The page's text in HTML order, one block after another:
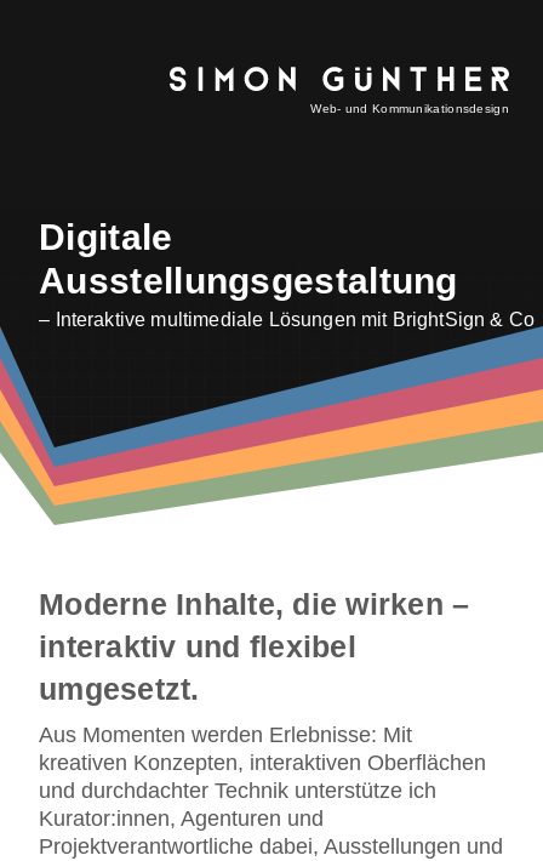
Web- und Kommunikationsdesign
Digitale
Ausstellungsgestaltung
– Interaktive multimediale Lösungen mit BrightSign & Co
Moderne Inhalte, die wirken –
interaktiv und flexibel
umgesetzt.
Aus Momenten werden Erlebnisse: Mit
kreativen Konzepten, interaktiven Oberflächen
und durchdachter Technik unterstütze ich
Kurator:innen, Agenturen und
Projektverantwortliche dabei, Ausstellungen und